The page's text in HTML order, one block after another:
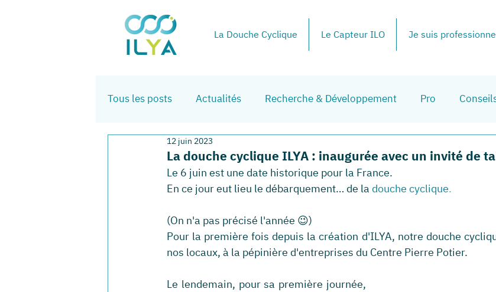
La Douche Cyclique Le Capteur ILO Je suis
Tous les posts Actualités Recherche & Développement Pro
La douche cyclique ILYA : inaugurée avec un invité de
12 juin 2023
Le 6 juin est une date historique pour la France.
En ce jour eut lieu le débarquement… de la douche cyclique.
(On n'a pas précisé l'année 😉)
Pour la première fois depuis la création d'ILYA, notre douche
nos locaux, à la pépinière d'entreprises du Centre Pierre Potier.
Le lendemain, pour sa première journée,